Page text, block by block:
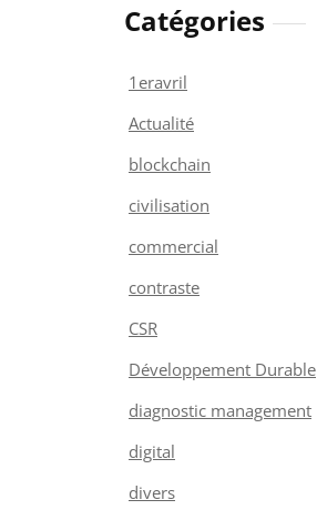
Catégories
1eravril
Actualité
blockchain
civilisation
commercial
contraste
CSR
Développement Durable
diagnostic management
digital
divers